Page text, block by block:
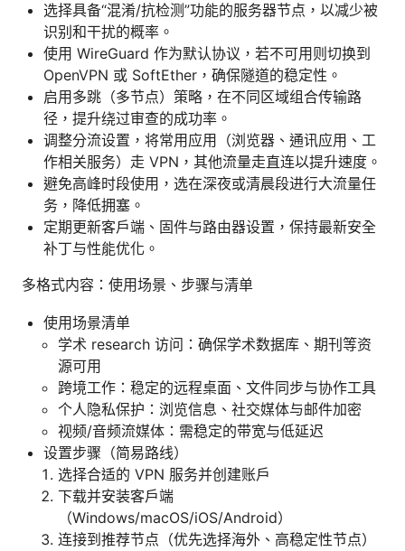
选择具备“混淆/抗检测”功能的服务器节点，以减少被
识别和干扰的概率。
使用 WireGuard 作为默认协议，若不可用则切换到
OpenVPN 或 SoftEther，确保隧道的稳定性。
启用多跳（多节点）策略，在不同区域组合传输路
径，提升绕过审查的成功率。
调整分流设置，将常用应用（浏览器、通讯应用、工
作相关服务）走 VPN，其他流量走直连以提升速度。
避免高峰时段使用，选在深夜或清晨段进行大流量任
务，降低拥塞。
定期更新客户端、固件与路由器设置，保持最新安全
补丁与性能优化。
多格式内容：使用场景、步骤与清单
使用场景清单
学术 research 访问：确保学术数据库、期刊等资
源可用
跨境工作：稳定的远程桌面、文件同步与协作工具
个人隐私保护：浏览信息、社交媒体与邮件加密
视频/音频流媒体：需稳定的带宽与低延迟
设置步骤（简易路线）
选择合适的 VPN 服务并创建账户
下载并安装客户端
（Windows/macOS/iOS/Android）
连接到推荐节点（优先选择海外、高稳定性节点）